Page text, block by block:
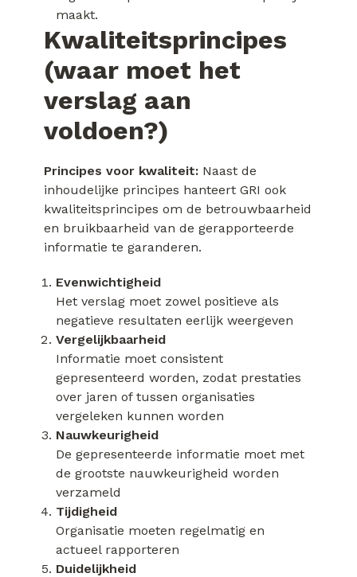
maakt.
Kwaliteitsprincipes
(waar moet het
verslag aan
voldoen?)
Principes voor kwaliteit: Naast de
inhoudelijke principes hanteert GRI ook
kwaliteitsprincipes om de betrouwbaarheid
en bruikbaarheid van de gerapporteerde
informatie te garanderen.
Evenwichtigheid
Het verslag moet zowel positieve als
negatieve resultaten eerlijk weergeven
Vergelijkbaarheid
Informatie moet consistent
gepresenteerd worden, zodat prestaties
over jaren of tussen organisaties
vergeleken kunnen worden
Nauwkeurigheid
De gepresenteerde informatie moet met
de grootste nauwkeurigheid worden
verzameld
Tijdigheid
Organisatie moeten regelmatig en
actueel rapporteren
Duidelijkheid